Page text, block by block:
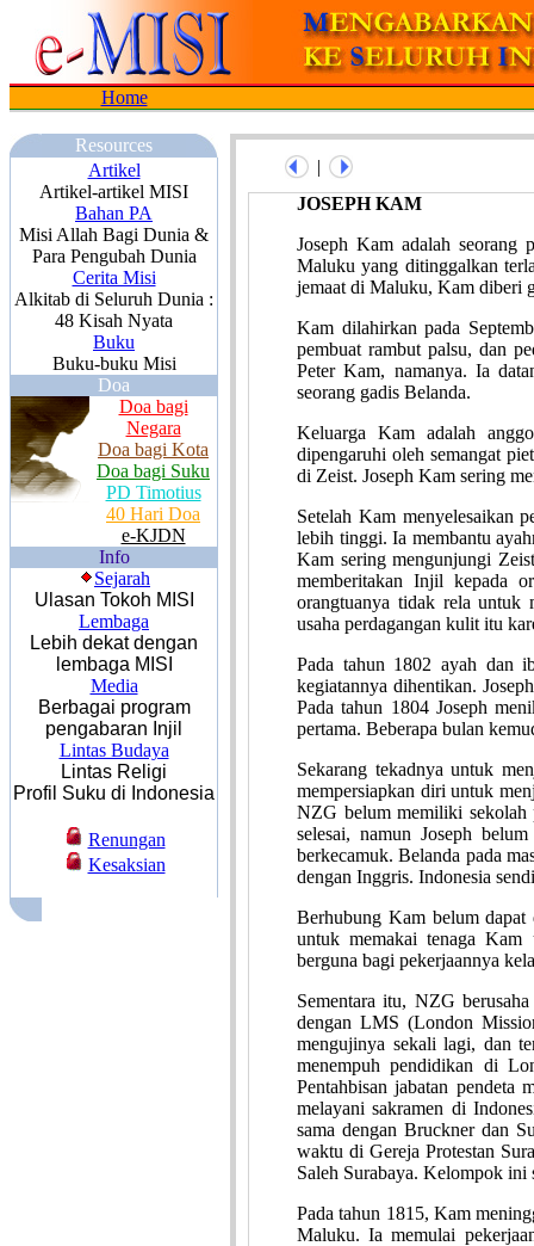
Home
Resources
Artikel
Artikel-artikel MISI
Bahan PA
Misi Allah Bagi Dunia &
Para Pengubah Dunia
Cerita Misi
Alkitab di Seluruh Dunia :
48 Kisah Nyata
Buku
Buku-buku Misi
Doa
Doa bagi
Negara
Doa bagi Kota
Doa bagi Suku
PD Timotius
40 Hari Doa
e-KJDN
Info
Sejarah
Ulasan Tokoh MISI
Lembaga
Lebih dekat dengan
lembaga MISI
Media
Berbagai program
pengabaran Injil
Lintas Budaya
Lintas Religi
Profil Suku di Indonesia
Renungan
Kesaksian
|
JOSEPH KAM
Joseph Kam adalah seorang
Maluku yang ditinggalkan
jemaat di Maluku, Kam diberi
Kam dilahirkan pada
pembuat rambut palsu, dan
Peter Kam, namanya. Ia
seorang gadis Belanda.
Keluarga Kam adalah
dipengaruhi oleh semangat
di Zeist. Joseph Kam sering
Setelah Kam menyelesaikan
lebih tinggi. Ia membantu
Kam sering mengunjungi
memberitakan Injil kepada
orangtuanya tidak rela untuk
usaha perdagangan kulit itu
Pada tahun 1802 ayah dan
kegiatannya dihentikan.
Pada tahun 1804 Joseph
pertama. Beberapa bulan
Sekarang tekadnya untuk
mempersiapkan diri untuk
NZG belum memiliki sekolah
selesai, namun Joseph
berkecamuk. Belanda pada
dengan Inggris. Indonesia
Berhubung Kam belum
untuk memakai tenaga
berguna bagi pekerjaannya
Sementara itu, NZG
dengan LMS (London
mengujinya sekali lagi, dan
menempuh pendidikan di
Pentahbisan jabatan pendeta
melayani sakramen di
sama dengan Bruckner dan
waktu di Gereja Protestan
Saleh Surabaya. Kelompok ini
Pada tahun 1815, Kam
Maluku. Ia memulai